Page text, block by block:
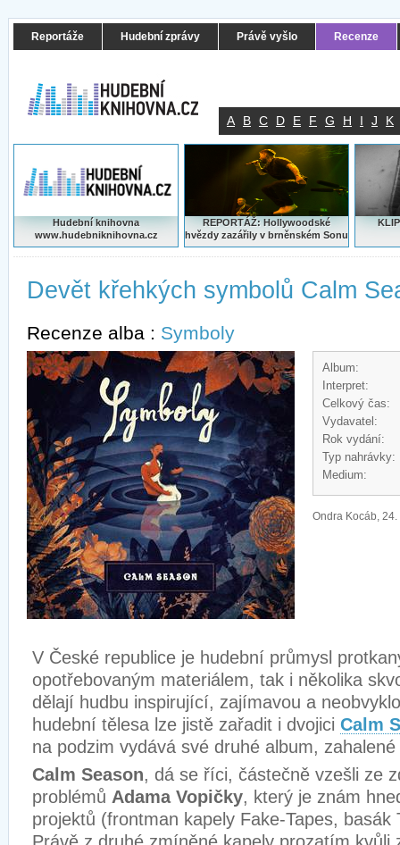
Reportáže Hudební zprávy Právě vyšlo Recenze
A B C D E F G H I J K
Hudební knihovna
www.hudebniknihovna.cz
REPORTÁŽ: Hollywoodské
hvězdy zazářily v brněnském Sonu
Devět křehkých symbolů Calm
Recenze alba : Symboly
Album:
Interpret:
Celkový čas:
Vydavatel:
Rok vydání:
Typ nahrávky:
Medium:
Ondra Kocáb, 24.
V České republice je hudební průmysl
opotřebovaným materiálem, tak i několika
dělají hudbu inspirující, zajímavou a
hudební tělesa lze jistě zařadit i dvojici Calm
na podzim vydává své druhé album,
Calm Season, dá se říci, částečně vzešli ze
problémů Adama Vopičky, který je znám
projektů (frontman kapely Fake-Tapes, basák